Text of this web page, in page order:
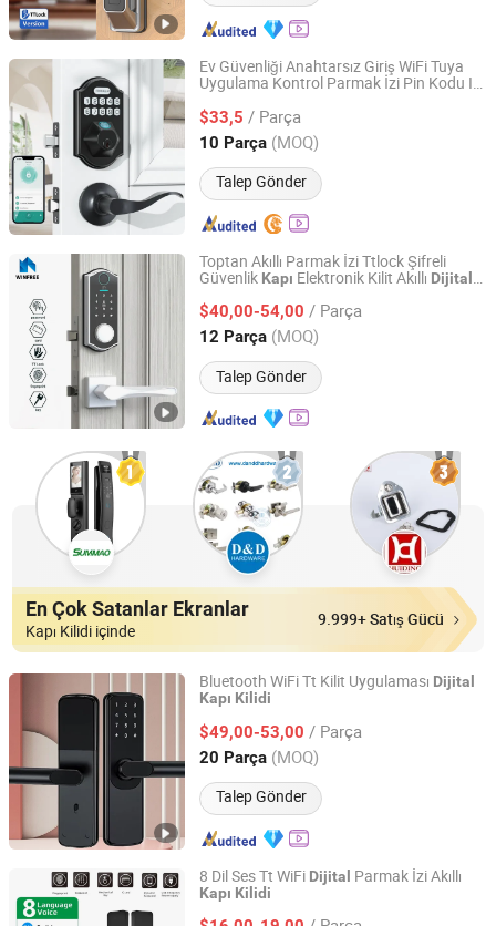
Ev Güvenliği Anahtarsız Giriş WiFi Tuya
Uygulama Kontrol Parmak İzi Pin Kodu IC
Takımı Kapı Kilidi
$33,5 / Parça
10 Parça (MOQ)
Talep Gönder
Hui Zhenfeng Technology (Shenzhen) Co., Ltd.
Guangdong, China Fiyat 2024
Toptan Akıllı Parmak İzi Ttlock Şifreli
Güvenlik Kapı Elektronik Kilit Akıllı Dijital
$40,00-54,00 / Parça
12 Parça (MOQ)
Talep Gönder
Guangzhou Longterm Technology Co.,Ltd.
Guangdong, China Fiyat 2013
En Çok Satanlar Ekranlar
Kapı Kilidi içinde
9.999+ Satış Gücü
Bluetooth WiFi Tt Kilit Uygulaması Dijital
Kapı Kilidi
$49,00-53,00 / Parça
20 Parça (MOQ)
Talep Gönder
Fujian Chainfun Electronic Technology Co., Ltd.
Fujian, China Fiyat 2022
8 Dil Ses Tt WiFi Dijital Parmak İzi Akıllı
Kapı Kilidi
Yongkang QianZhe Industry & Trade Co., Ltd.